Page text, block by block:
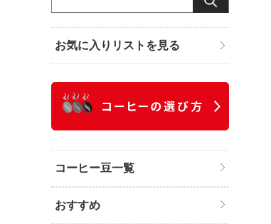
お気に入りリストを見る
コーヒー豆一覧
おすすめ